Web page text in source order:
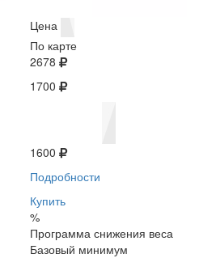
Цена
По карте
2678
1700
1600
Подробности
Купить
%
Программа снижения веса
Базовый минимум